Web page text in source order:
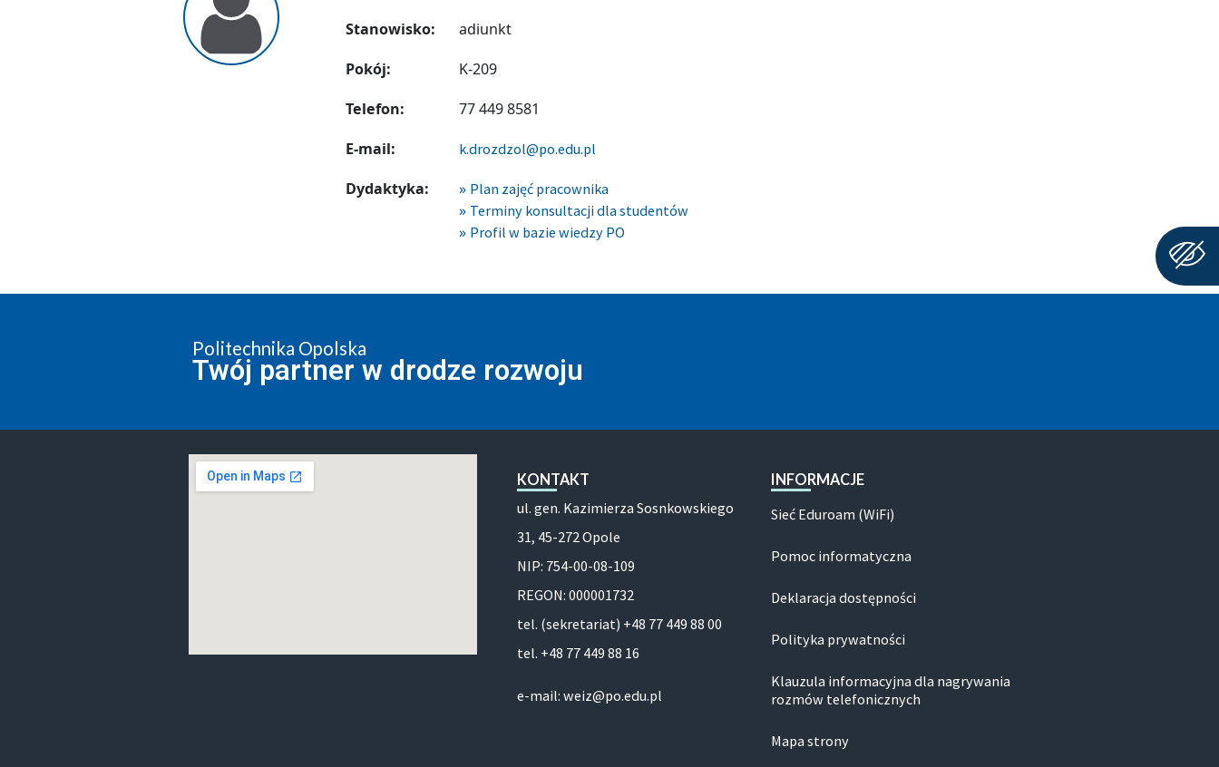
Stanowisko:
adiunkt
Pokój:
K-209
Telefon:
77 449 8581
E-mail:
k.drozdzol@po.edu.pl
Dydaktyka:
Plan zajęć pracownika
Terminy konsultacji dla studentów
Profil w bazie wiedzy PO
Politechnika Opolska
Twój partner w drodze rozwoju
KONTAKT
ul. gen. Kazimierza Sosnkowskiego
31, 45-272 Opole
NIP: 754-00-08-109
REGON: 000001732
tel. (sekretariat) +48 77 449 88 00
tel. +48 77 449 88 16
e-mail: weiz@po.edu.pl
INFORMACJE
Sieć Eduroam (WiFi)
Pomoc informatyczna
Deklaracja dostępności
Polityka prywatności
Klauzula informacyjna dla nagrywania
rozmów telefonicznych
Mapa strony